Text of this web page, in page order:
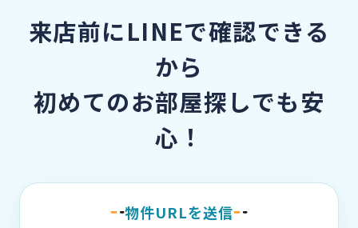
来店前にLINEで確認できる
から
初めてのお部屋探しでも安
心！
物件URLを送信